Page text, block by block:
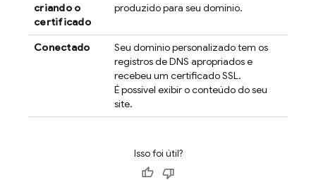
criando o
certificado
produzido para seu domínio.
Conectado
Seu domínio personalizado tem os
registros de DNS apropriados e
recebeu um certificado SSL.
É possível exibir o conteúdo do seu
site.
Isso foi útil?